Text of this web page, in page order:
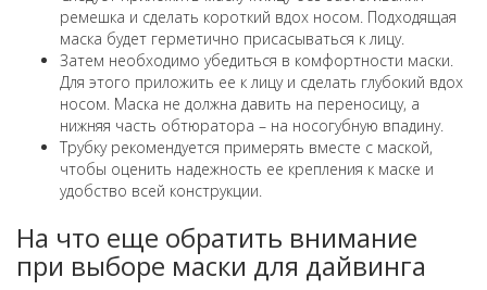
ремешка и сделать короткий вдох носом. Подходящая
маска будет герметично присасываться к лицу.
Затем необходимо убедиться в комфортности маски.
Для этого приложить ее к лицу и сделать глубокий вдох
носом. Маска не должна давить на переносицу, а
нижняя часть обтюратора – на носогубную впадину.
Трубку рекомендуется примерять вместе с маской,
чтобы оценить надежность ее крепления к маске и
удобство всей конструкции.
На что еще обратить внимание
при выборе маски для дайвинга